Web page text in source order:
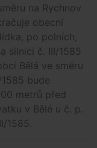
na Rychnov
obecní
po polních,
silnici č. III/1585
Bělá ve směru
bude
metrů před
v Bělé u č. p.
1585.